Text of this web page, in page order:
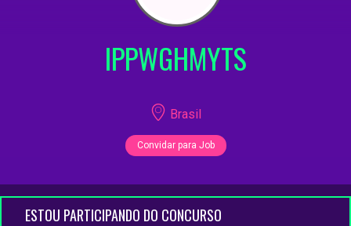
IPPWGHMYTS
Brasil
Convidar para Job
ESTOU PARTICIPANDO DO CONCURSO